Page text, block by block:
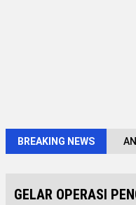
BREAKING NEWS
GELAR OPERASI